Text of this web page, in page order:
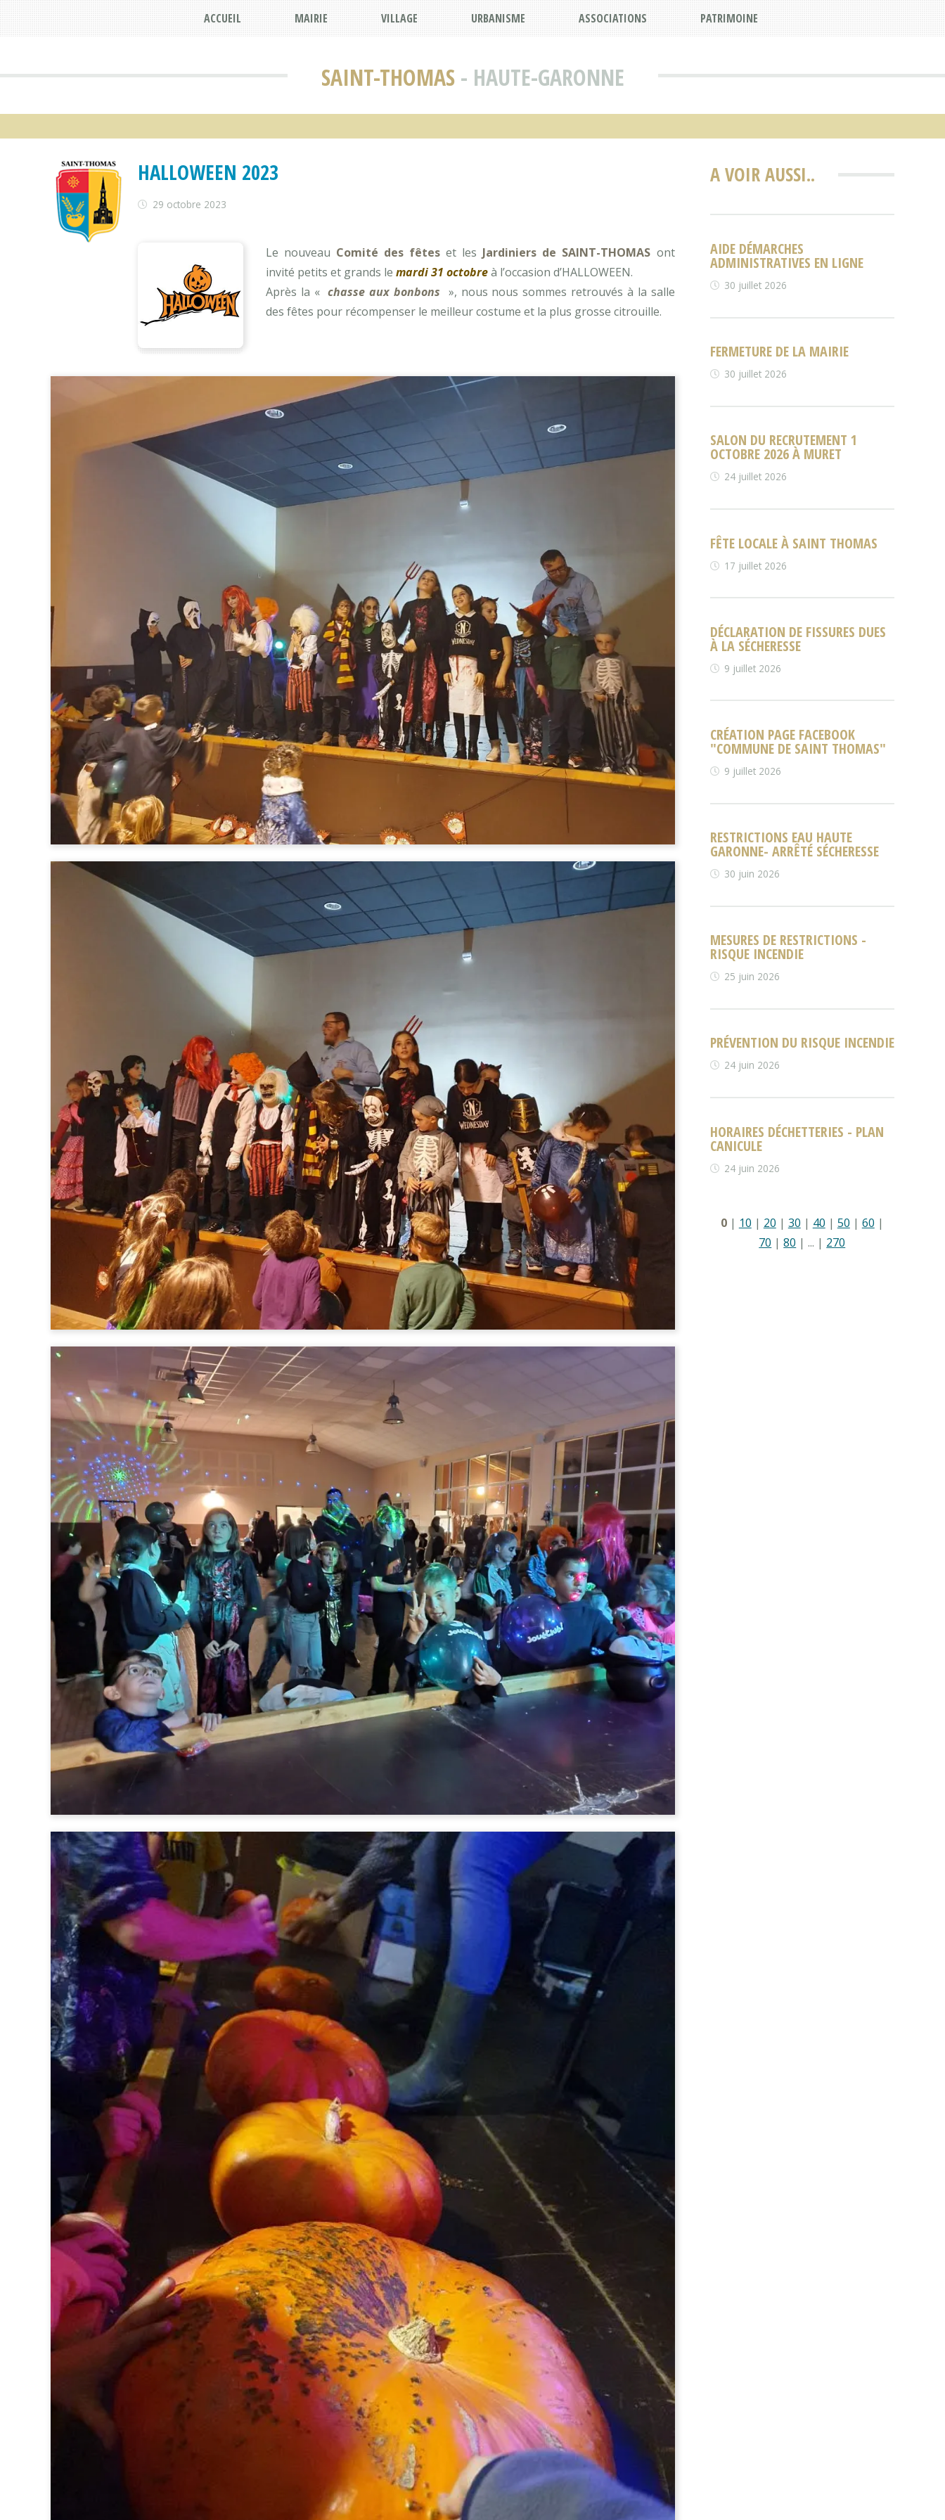
SAINT-THOMAS - HAUTE-GARONNE
ACCUEIL MAIRIE VILLAGE URBANISME ASSOCIATIONS PATRIMOINE
HALLOWEEN 2023
29 octobre 2023
Le nouveau Comité des fêtes et les Jardiniers de SAINT-THOMAS ont
invité petits et grands le mardi 31 octobreà l’occasion d’HALLOWEEN.
Après la « chasse aux bonbons », nous nous sommes retrouvés à la salle
des fêtes pour récompenser le meilleur costume et la plus grosse citrouille.
A VOIR AUSSI..
AIDE DÉMARCHES
ADMINISTRATIVES EN LIGNE
30 juillet 2026
FERMETURE DE LA MAIRIE
30 juillet 2026
SALON DU RECRUTEMENT 1
OCTOBRE 2026 À MURET
24 juillet 2026
FÊTE LOCALE À SAINT THOMAS
17 juillet 2026
DÉCLARATION DE FISSURES DUES
À LA SÉCHERESSE
9 juillet 2026
CRÉATION PAGE FACEBOOK
"COMMUNE DE SAINT THOMAS"
9 juillet 2026
RESTRICTIONS EAU HAUTE
GARONNE- ARRÊTÉ SÉCHERESSE
30 juin 2026
MESURES DE RESTRICTIONS -
RISQUE INCENDIE
25 juin 2026
PRÉVENTION DU RISQUE INCENDIE
24 juin 2026
HORAIRES DÉCHETTERIES - PLAN
CANICULE
24 juin 2026
0| 10 | 20 | 30 | 40 | 50 | 60 |
70 |80 |... | 270